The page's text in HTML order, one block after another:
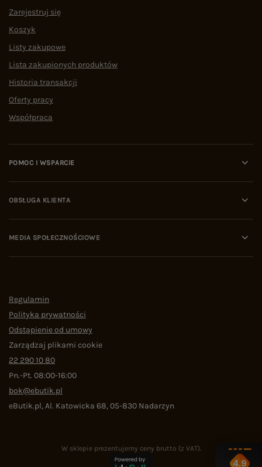
Zarejestruj się
Koszyk
Listy zakupowe
Lista zakupionych produktów
Historia transakcji
Oferty pracy
Współpraca
POMOC I WSPARCIE
OBSŁUGA KLIENTA
MEDIA SPOŁECZNOŚCIOWE
Regulamin
Polityka prywatności
Odstąpienie od umowy
Zarządzaj plikami cookie
22 290 10 80
Pn.-Pt. 08:00-16:00
bok@ebutik.pl
eButik.pl,Al. Katowicka 68,05-830 Nadarzyn
W sklepie prezentujemy ceny brutto (z VAT).
4.9